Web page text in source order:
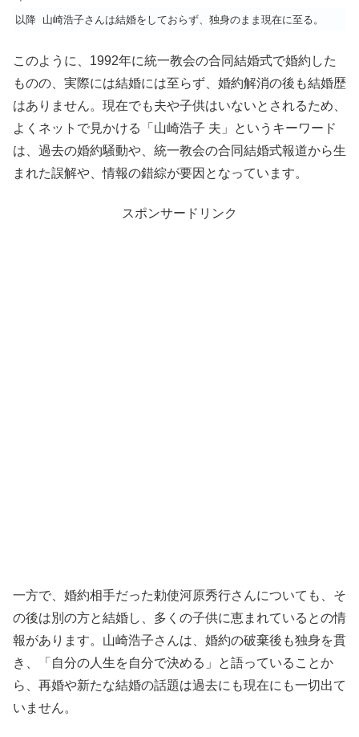
以降 山崎浩子さんは結婚をしておらず、独身のまま現在に至る。
このように、1992年に統一教会の合同結婚式で婚約した
ものの、実際には結婚には至らず、婚約解消の後も結婚歴
はありません。現在でも夫や子供はいないとされるため、
よくネットで見かける「山崎浩子 夫」というキーワード
は、過去の婚約騒動や、統一教会の合同結婚式報道から生
まれた誤解や、情報の錯綜が要因となっています。
スポンサードリンク
一方で、婚約相手だった勅使河原秀行さんについても、そ
の後は別の方と結婚し、多くの子供に恵まれているとの情
報があります。山崎浩子さんは、婚約の破棄後も独身を貫
き、「自分の人生を自分で決める」と語っていることか
ら、再婚や新たな結婚の話題は過去にも現在にも一切出て
いません。